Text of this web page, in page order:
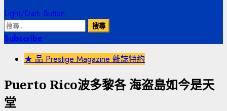
Light/Dark Button
搜
尋
Subscribe
★ 品 Prestige Magazine 雜誌特約
Puerto Rico波多黎各 海盗島如今是天
堂